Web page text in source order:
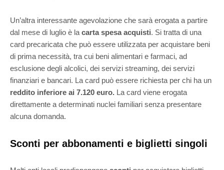
Un’altra interessante agevolazione che sarà erogata a partire
dal mese di luglio è lacarta spesa acquisti. Si tratta di una
card precaricata che può essere utilizzata per acquistare beni
di prima necessità, tra cui beni alimentari e farmaci, ad
esclusione degli alcolici, dei servizi streaming, dei servizi
finanziari e bancari. La card può essere richiesta per chi ha un
reddito inferiore ai 7.120 euro. La card viene erogata
direttamente a determinati nuclei familiari senza presentare
alcuna domanda.
Sconti per abbonamenti e biglietti singoli